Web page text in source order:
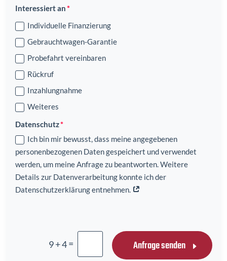
Interessiert an
Individuelle Finanzierung
Gebrauchtwagen-Garantie
Probefahrt vereinbaren
Rückruf
Inzahlungnahme
Weiteres
Datenschutz
Ich bin mir bewusst, dass meine angegebenen
personenbezogenen Daten gespeichert und verwendet
werden, um meine Anfrage zu beantworten. Weitere
Details zur Datenverarbeitung konnte ich der
Datenschutzerklärung entnehmen.
9 + 4= Anfrage senden